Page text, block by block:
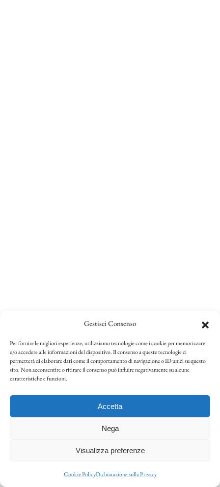
Gestisci Consenso
Per fornire le migliori esperienze, utilizziamo tecnologie come i cookie per memorizzare
e/o accedere alle informazioni del dispositivo. Il consenso a queste tecnologie ci
permetterà di elaborare dati come il comportamento di navigazione o ID unici su questo
sito. Non acconsentire o ritirare il consenso può influire negativamente su alcune
caratteristiche e funzioni.
Accetta
Nega
Visualizza preferenze
Cookie PolicyDichiarazione sulla Privacy
15/08/26 a martedì 25/08/26 (compresi). Riapriremo